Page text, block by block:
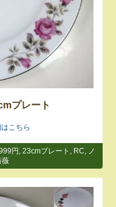
プレート
こちら
円 ,23cmプレート , RC, ノ
薇